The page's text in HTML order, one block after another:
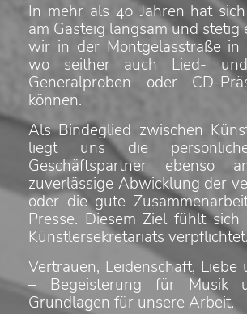
In mehr als 40 Jahren hat
am Gasteig langsam und
wir in der Montgelasstraße in
wo seither auch Lied- und
Generalproben oder CD-
können.
Als Bindeglied zwischen
liegt uns die
Geschäftspartner
zuverlässige Abwicklung der
oder die gute
Presse. Diesem Ziel fühlt
Künstlersekretariats
Vertrauen, Leidenschaft,
– Begeisterung für Musik
Grundlagen für unsere Arbeit.